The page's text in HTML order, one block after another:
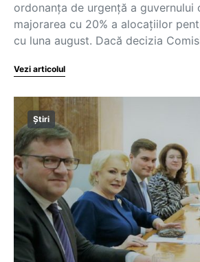
ordonanța de urgență a guvernului
majorarea cu 20% a alocațiilor
cu luna august. Dacă decizia
Vezi articolul
Știri